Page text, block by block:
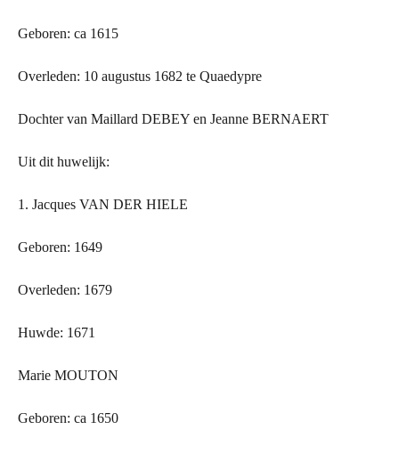
Geboren: ca 1615
Overleden: 10 augustus 1682 te Quaedypre
Dochter van Maillard DEBEY en Jeanne BERNAERT
Uit dit huwelijk:
1. Jacques VAN DER HIELE
Geboren: 1649
Overleden: 1679
Huwde: 1671
Marie MOUTON
Geboren: ca 1650